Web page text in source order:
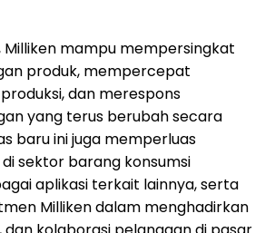
Milliken mampu mempersingkat
produk, mempercepat
dan merespons
yang terus berubah secara
baru ini juga memperluas
sektor barang konsumsi
aplikasi terkait lainnya, serta
Milliken dalam menghadirkan